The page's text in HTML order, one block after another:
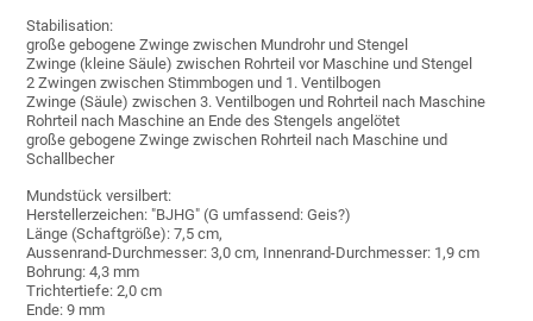
Stabilisation:
große gebogene Zwinge zwischen Mundrohr und Stengel
Zwinge (kleine Säule) zwischen Rohrteil vor Maschine und Stengel
2 Zwingen zwischen Stimmbogen und 1. Ventilbogen
Zwinge (Säule) zwischen 3. Ventilbogen und Rohrteil nach Maschine
Rohrteil nach Maschine an Ende des Stengels angelötet
große gebogene Zwinge zwischen Rohrteil nach Maschine und
Schallbecher
Mundstück versilbert:
Herstellerzeichen: "BJHG" (G umfassend: Geis?)
Länge (Schaftgröße): 7,5 cm,
Aussenrand-Durchmesser: 3,0 cm, Innenrand-Durchmesser: 1,9 cm
Bohrung: 4,3 mm
Trichtertiefe: 2,0 cm
Ende: 9 mm